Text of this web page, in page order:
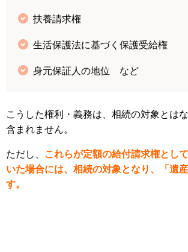
扶養請求権
生活保護法に基づく保護受給権
身元保証人の地位 など
こうした権利・義務は、相続の対象とは
含まれません。
ただし、 これらが定額の給付請求権とし
いた場合には、相続の対象となり、「遺
す。